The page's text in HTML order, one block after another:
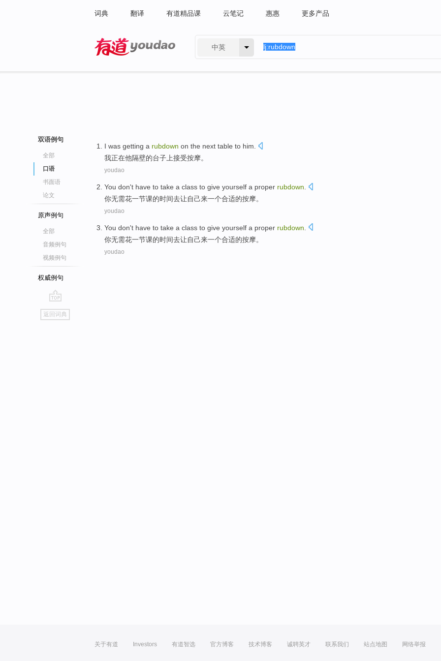
词典 翻译 有道精品课 云笔记 惠惠 更多产品
中英
双语例句
全部
口语
书面语
论文
原声例句
全部
音频例句
视频例句
权威例句
go
top
返回词典
I was getting a rubdown on the next table to him
我正在他隔壁的台子 上接受按摩。
youdao
You don't have to take a class to give yourself a proper rubdown
你无需花一节课的时间去让自己来一个合适的按摩。
youdao
You don't have to take a class to give yourself a proper rubdown
你无需花一节课的时间去让自己来一个合适的按摩。
youdao
关于有道 Investors 有道智选 官方博客 技术博客 诚聘英才 联系我们 站点地图 网络举报